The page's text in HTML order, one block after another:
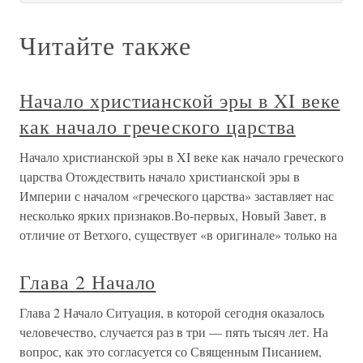
Читайте также
Начало христианской эры в XI веке
как начало греческого царства
Начало христианской эры в XI веке как начало греческого
царства Отождествить начало христианской эры в
Империи с началом «греческого царства» заставляет нас
несколько ярких признаков.Во-первых, Новый Завет, в
отличие от Ветхого, существует «в оригинале» только на
Глава 2 Начало
Глава 2 Начало Ситуация, в которой сегодня оказалось
человечество, случается раз в три — пять тысяч лет. На
вопрос, как это согласуется со Священным Писанием,